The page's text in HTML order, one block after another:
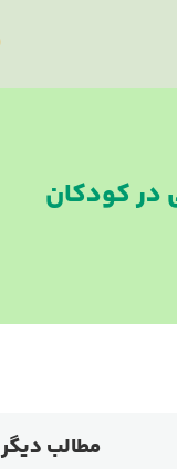
در کودکان
مطالب دیگر